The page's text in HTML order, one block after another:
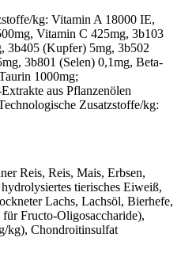
kg: Vitamin A 18000 IE,
Vitamin C 425mg, 3b103
3b405 (Kupfer) 5mg, 3b502
3b801 (Selen) 0,1mg, Beta-
1000mg;
aus Pflanzenölen
Zusatzstoffe/kg:
Reis, Reis, Mais, Erbsen,
tierisches Eiweiß,
Lachs, Lachsöl, Bierhefe,
Fructo-Oligosaccharide),
kg), Chondroitinsulfat